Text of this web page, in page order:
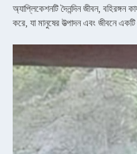
অ্যাপ্লিকেশনটি দৈনন্দিন জীবন, বহিরঙ্গন
করে, যা মানুষের উত্পাদন এবং জীবনে